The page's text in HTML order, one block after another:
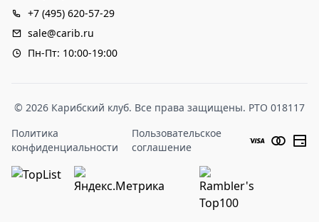
+7 (495) 620-57-29
sale@carib.ru
Пн-Пт: 10:00-19:00
© 2026 Карибский клуб. Все права защищены. РТО 018117
Политика
конфиденциальности
Пользовательское
соглашение